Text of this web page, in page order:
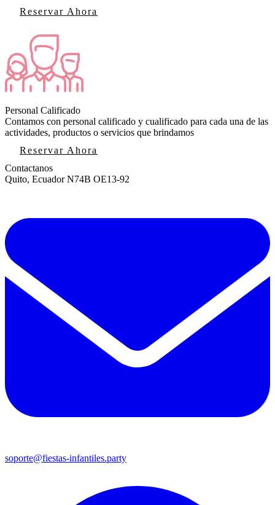
Reservar Ahora
Personal Calificado
Contamos con personal calificado y cualificado para cada una de las
actividades, productos o servicios que brindamos
Reservar Ahora
Contactanos
Quito, Ecuador N74B OE13-92
soporte@fiestas-infantiles.party